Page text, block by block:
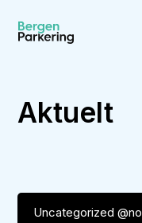
Aktuelt
Uncategorized @no